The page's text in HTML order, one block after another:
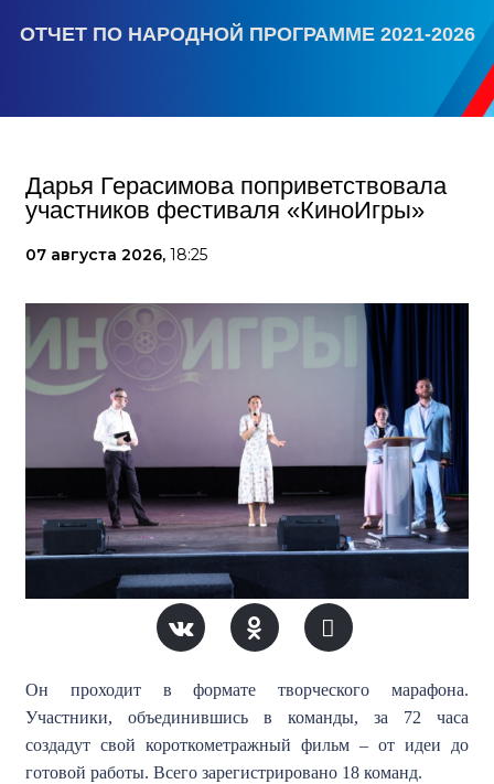
ОТЧЕТ ПО НАРОДНОЙ ПРОГРАММЕ 2021-2026
Дарья Герасимова поприветствовала
участников фестиваля «КиноИгры»
07 августа 2026, 18:25
Он проходит в формате творческого марафона.
Участники, объединившись в команды, за 72 часа
создадут свой короткометражный фильм – от идеи до
готовой работы. Всего зарегистрировано 18 команд.